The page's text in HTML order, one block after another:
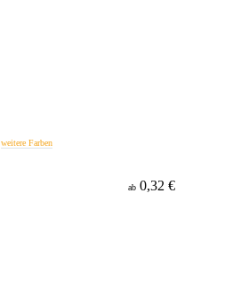
weitere Farben
ab 0,32 €